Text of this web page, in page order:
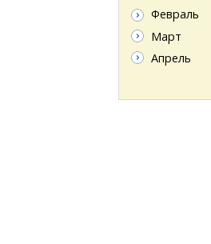
Февраль
Март
Апрель